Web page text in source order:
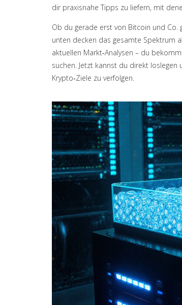
dir praxisnahe Tipps zu liefern, mit
Ob du gerade erst von Bitcoin und
unten decken das gesamte Spektrum
aktuellen Markt‑Analysen – du
suchen. Jetzt kannst du direkt loslegen
Krypto‑Ziele zu verfolgen.